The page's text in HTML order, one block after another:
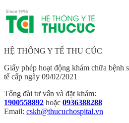
HỆ THỐNG Y TẾ THU CÚC
Giấy phép hoạt động khám chữa
tế cấp ngày 09/02/2021
Tổng đài tư vấn và đặt khám:
1900558892 hoặc 0936388288
Email: cskh@thucuchospital.vn